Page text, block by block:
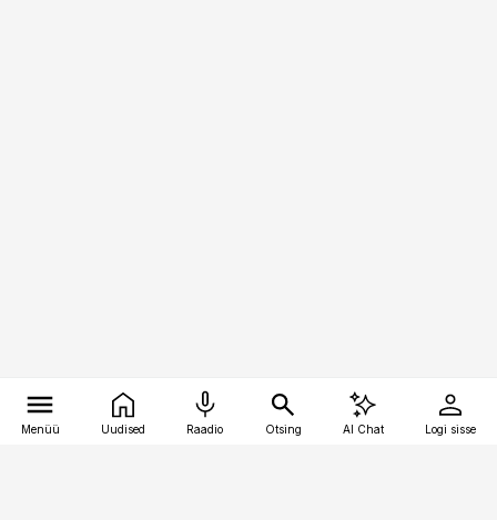
Menüü Uudised Raadio Otsing AI Chat Logi sisse